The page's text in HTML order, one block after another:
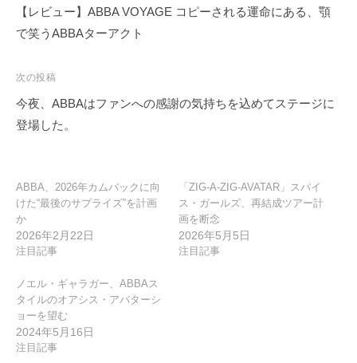
稿
ナ
ゲ
ー
シ
【レビュー】ABBA VOYAGE コピーされる運命にある、顎
で笑うABBAターアクト
次の投稿
今夜、ABBAはファンへの感謝の気持ちを込めてステージに
登場した。
ABBA、2026年カムバックに向
けた“最後のサプライズ”を計画
か
2026年2月22日
注目記事
「ZIG-A-ZIG-AVATAR」スパイ
ス・ガールズ、再結成ツアー計
画を断念
2026年5月5日
注目記事
ノエル・ギャラガー、ABBAス
タイルのオアシス・アバターシ
ョーを望む
2024年5月16日
注目記事